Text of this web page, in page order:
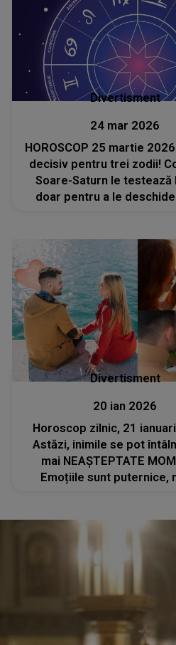
Divertisment
24 mar 2026
HOROSCOP 25 martie
decisiv pentru trei zodii!
Soare-Saturn le testează
doar pentru a le
Divertisment
20 ian 2026
Horoscop zilnic, 21
Astăzi, inimile se pot
mai NEAȘTEPTATE
Emoțiile sunt puternice,